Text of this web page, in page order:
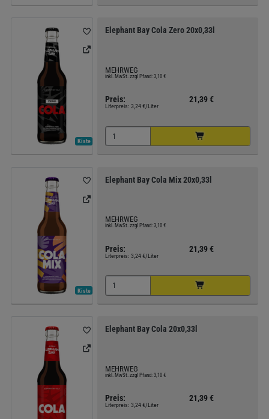
Kiste
Elephant Bay Cola Zero 20x0,33l
MEHRWEG
inkl. MwSt. zzgl Pfand: 3,10 €
Preis: 21,39 €
Literpreis: 3,24 €/Liter
Kiste
Elephant Bay Cola Mix 20x0,33l
MEHRWEG
inkl. MwSt. zzgl Pfand: 3,10 €
Preis: 21,39 €
Literpreis: 3,24 €/Liter
Elephant Bay Cola 20x0,33l
MEHRWEG
inkl. MwSt. zzgl Pfand: 3,10 €
Preis: 21,39 €
Literpreis: 3,24 €/Liter